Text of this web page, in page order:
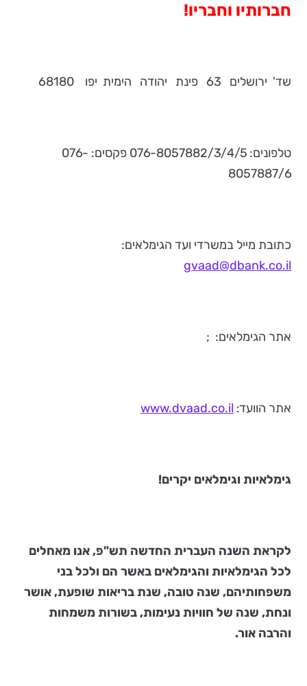
חברותיו וחבריו!
שד' ירושלים 63 פינת יהודה הימית יפו 68180
טלפונים: 076-8057882/3/4/5 פקסים: 076-
8057887/6
כתובת מייל במשרדי ועד הגימלאים:
gvaad@dbank.co.il
אתר הגימלאים: ;
אתר הוועד: www.dvaad.co.il
גימלאיות וגימלאים יקרים!
לקראת השנה העברית החדשה תש"פ, אנו מאחלים
לכל הגימלאיות והגימלאים באשר הם ולכל בני
משפחותיהם, שנה טובה, שנת בריאות שופעת, אושר
ונחת, שנה של חוויות נעימות, בשורות משמחות
והרבה אור.